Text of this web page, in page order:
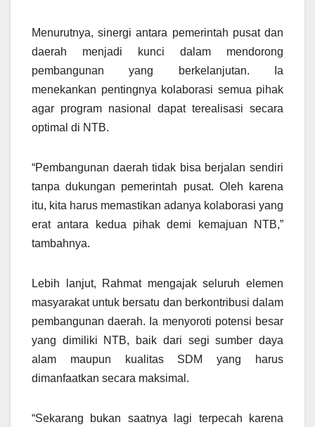
Menurutnya, sinergi antara pemerintah pusat dan
daerah menjadi kunci dalam mendorong
pembangunan yang berkelanjutan. Ia
menekankan pentingnya kolaborasi semua pihak
agar program nasional dapat terealisasi secara
optimal di NTB.
“Pembangunan daerah tidak bisa berjalan sendiri
tanpa dukungan pemerintah pusat. Oleh karena
itu, kita harus memastikan adanya kolaborasi yang
erat antara kedua pihak demi kemajuan NTB,”
tambahnya.
Lebih lanjut, Rahmat mengajak seluruh elemen
masyarakat untuk bersatu dan berkontribusi dalam
pembangunan daerah. Ia menyoroti potensi besar
yang dimiliki NTB, baik dari segi sumber daya
alam maupun kualitas SDM yang harus
dimanfaatkan secara maksimal.
“Sekarang bukan saatnya lagi terpecah karena